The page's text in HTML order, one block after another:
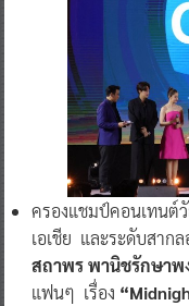
ครองแชมป์คอนเทนต์
เอเชีย และระดับสาก
สถาพร พานิชรักษาพ
แฟนๆ เรื่อง